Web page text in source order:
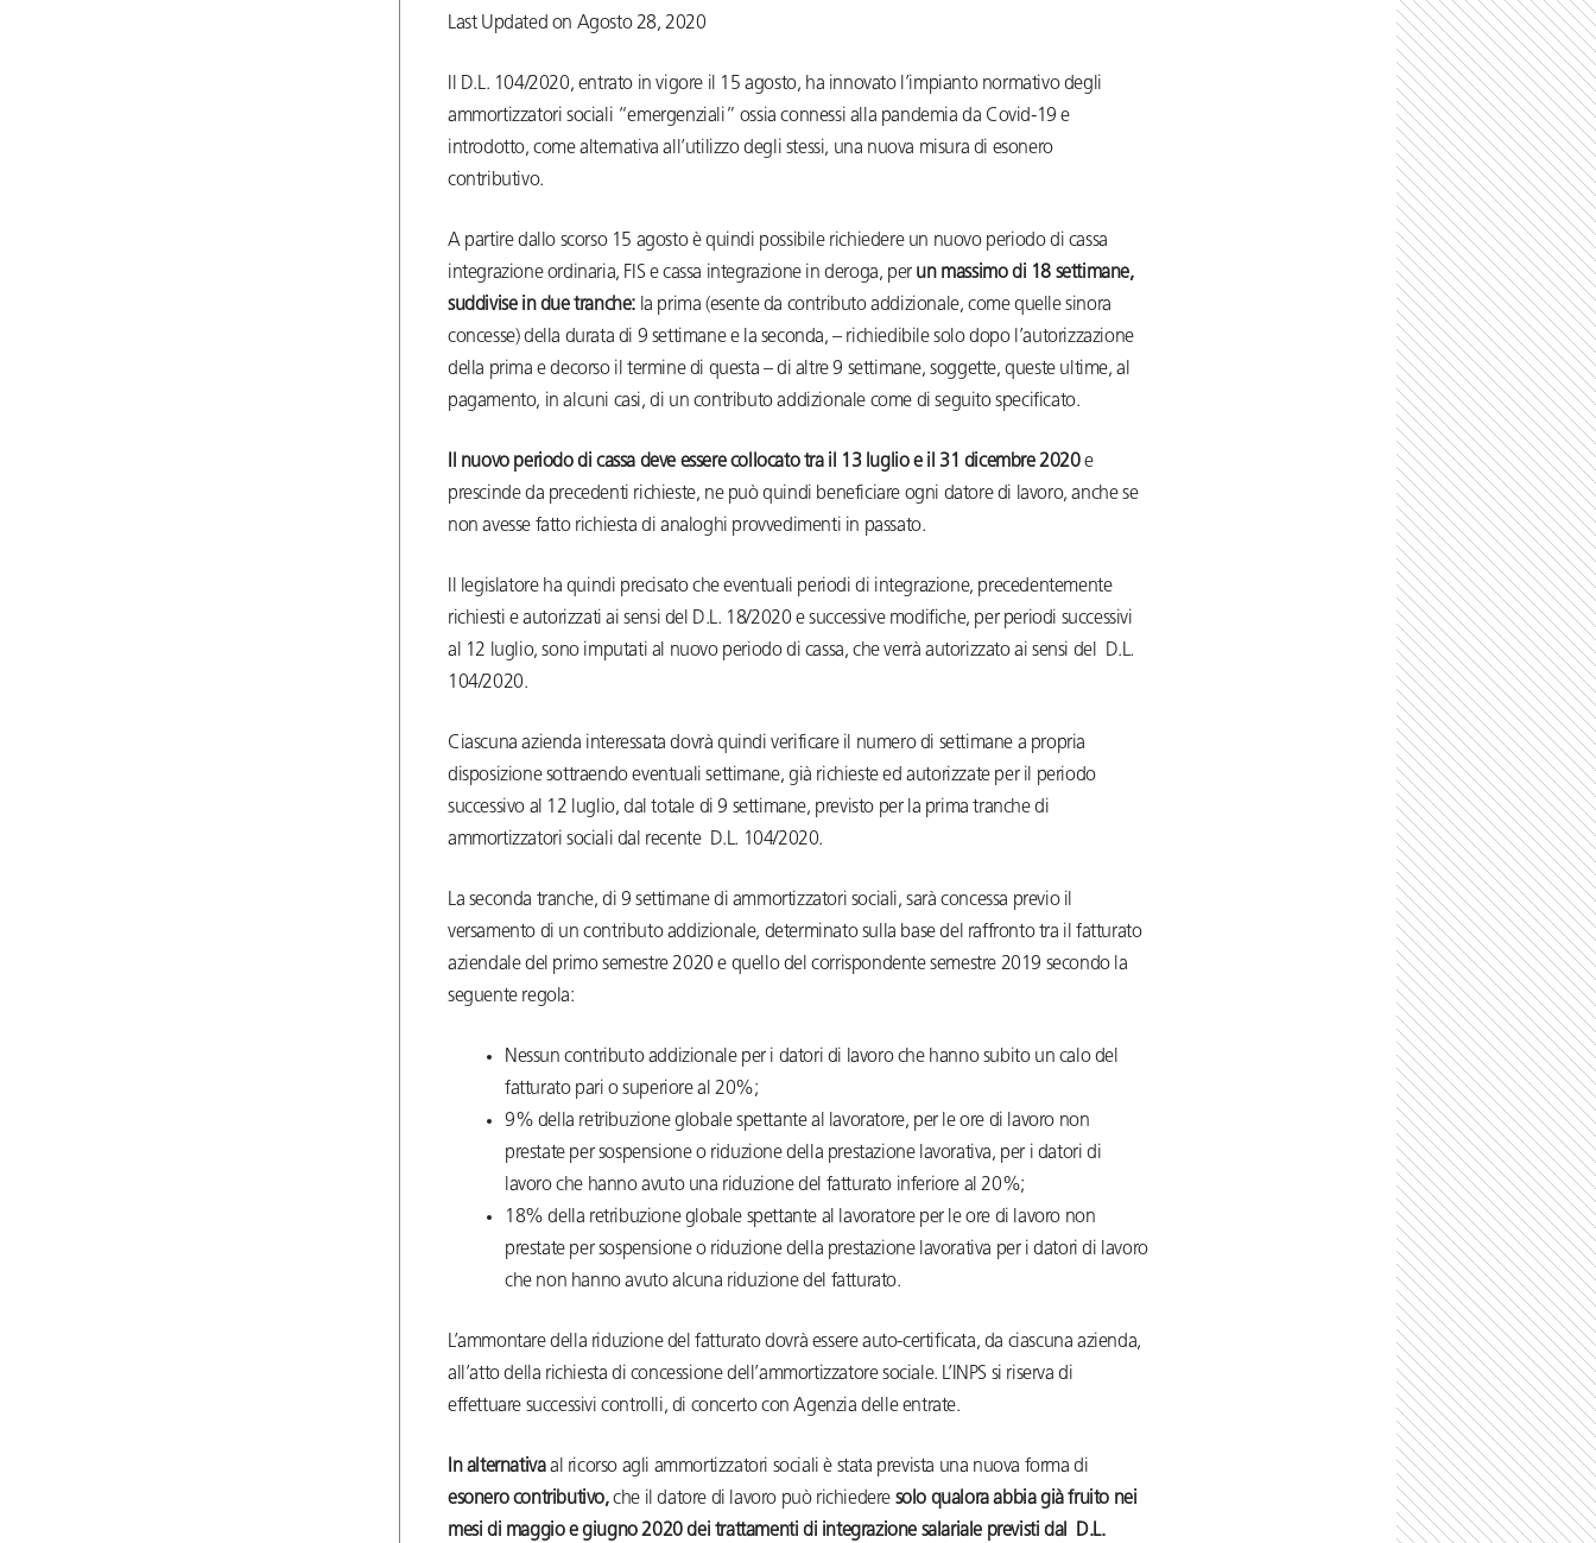
Last Updated on Agosto 28, 2020
Il D.L. 104/2020, entrato in vigore il 15 agosto, ha innovato l’impianto normativo degli
ammortizzatori sociali “emergenziali” ossia connessi alla pandemia da Covid-19 e
introdotto, come alternativa all’utilizzo degli stessi, una nuova misura di esonero
contributivo.
A partire dallo scorso 15 agosto è quindi possibile richiedere un nuovo periodo di cassa
integrazione ordinaria, FIS e cassa integrazione in deroga, per un massimo di 18 settimane,
suddivise in due tranche: la prima (esente da contributo addizionale, come quelle sinora
concesse) della durata di 9 settimane e la seconda, – richiedibile solo dopo l’autorizzazione
della prima e decorso il termine di questa – di altre 9 settimane, soggette, queste ultime, al
pagamento, in alcuni casi, di un contributo addizionale come di seguito specificato.
Il nuovo periodo di cassa deve essere collocato tra il 13 luglio e il 31 dicembre 2020e
prescinde da precedenti richieste, ne può quindi beneficiare ogni datore di lavoro, anche se
non avesse fatto richiesta di analoghi provvedimenti in passato.
Il legislatore ha quindi precisato che eventuali periodi di integrazione, precedentemente
richiesti e autorizzati ai sensi del D.L. 18/2020 e successive modifiche, per periodi successivi
al 12 luglio, sono imputati al nuovo periodo di cassa, che verrà autorizzato ai sensi del D.L.
104/2020.
Ciascuna azienda interessata dovrà quindi verificare il numero di settimane a propria
disposizione sottraendo eventuali settimane, già richieste ed autorizzate per il periodo
successivo al 12 luglio, dal totale di 9 settimane, previsto per la prima tranche di
ammortizzatori sociali dal recente D.L. 104/2020.
La seconda tranche, di 9 settimane di ammortizzatori sociali, sarà concessa previo il
versamento di un contributo addizionale, determinato sulla base del raffronto tra il fatturato
aziendale del primo semestre 2020 e quello del corrispondente semestre 2019 secondo la
seguente regola:
Nessun contributo addizionale per i datori di lavoro che hanno subito un calo del
fatturato pari o superiore al 20%;
9% della retribuzione globale spettante al lavoratore, per le ore di lavoro non
prestate per sospensione o riduzione della prestazione lavorativa, per i datori di
lavoro che hanno avuto una riduzione del fatturato inferiore al 20%;
18% della retribuzione globale spettante al lavoratore per le ore di lavoro non
prestate per sospensione o riduzione della prestazione lavorativa per i datori di lavoro
che non hanno avuto alcuna riduzione del fatturato.
L’ammontare della riduzione del fatturato dovrà essere auto-certificata, da ciascuna azienda,
all’atto della richiesta di concessione dell’ammortizzatore sociale. L’INPS si riserva di
effettuare successivi controlli, di concerto con Agenzia delle entrate.
In alternativaal ricorso agli ammortizzatori sociali è stata prevista una nuova forma di
esonero contributivo,che il datore di lavoro può richiedere solo qualora abbia già fruito nei
mesi di maggio e giugno 2020 dei trattamenti di integrazione salariale previsti dal D.L.